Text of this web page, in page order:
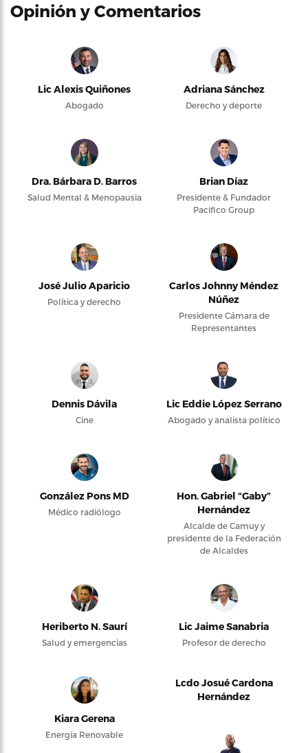
Opinión y Comentarios
Lic Alexis Quiñones
Abogado
Adriana Sánchez
Derecho y deporte
Dra. Bárbara D. Barros
Salud Mental & Menopausia
Brian Díaz
Presidente & Fundador
Pacifico Group
José Julio Aparicio
Política y derecho
Carlos Johnny Méndez
Núñez
Presidente Cámara de
Representantes
Dennis Dávila
Cine
Lic Eddie López Serrano
Abogado y analista político
González Pons MD
Médico radiólogo
Hon. Gabriel “Gaby”
Hernández
Alcalde de Camuy y
presidente de la Federación
de Alcaldes
Heriberto N. Saurí
Salud y emergencias
Lic Jaime Sanabria
Profesor de derecho
Kiara Gerena
Energía Renovable
Lcdo Josué Cardona
Hernández